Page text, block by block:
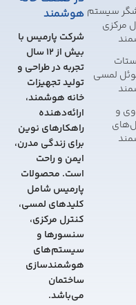
سیستم
مرکزی
لمسی
و
هوشمند
شرکت پارمیس با
بیش از 12 سال
تجربه در طراحی و
تولید تجهیزات
خانه هوشمند،
ارائه‌دهنده
راهکارهای نوین
برای زندگی مدرن،
ایمن و راحت
است. محصولات
پارمیس شامل
کلیدهای لمسی،
کنترل مرکزی،
سنسورها و
سیستم‌های
هوشمندسازی
ساختمان
می‌باشد.